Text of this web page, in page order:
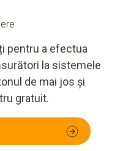
pentru a efectua
la sistemele
de mai jos și
gratuit.